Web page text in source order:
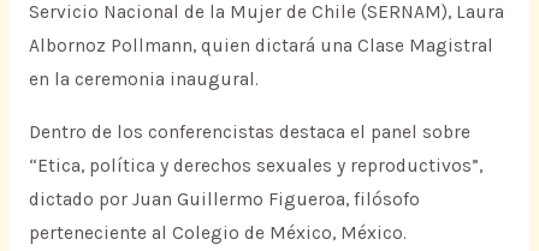
Servicio Nacional de la Mujer de Chile (SERNAM), Laura
Albornoz Pollmann, quien dictará una Clase Magistral
en la ceremonia inaugural.
Dentro de los conferencistas destaca el panel sobre
“Etica, política y derechos sexuales y reproductivos”,
dictado por Juan Guillermo Figueroa, filósofo
perteneciente al Colegio de México, México.